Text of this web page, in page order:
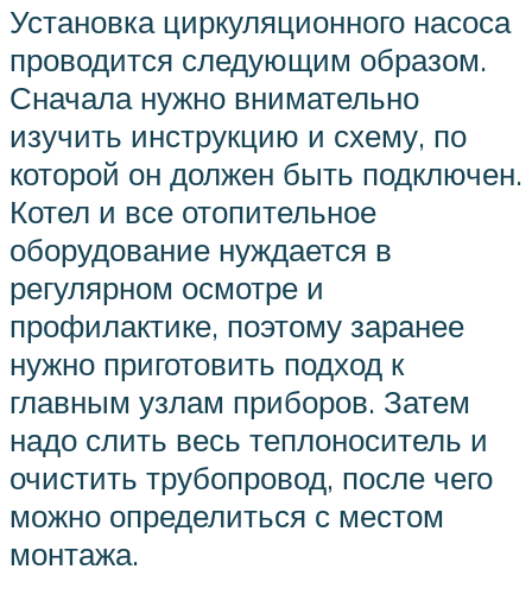
Установка циркуляционного насоса
проводится следующим образом.
Сначала нужно внимательно
изучить инструкцию и схему, по
которой он должен быть подключен.
Котел и все отопительное
оборудование нуждается в
регулярном осмотре и
профилактике, поэтому заранее
нужно приготовить подход к
главным узлам приборов. Затем
надо слить весь теплоноситель и
очистить трубопровод, после чего
можно определиться с местом
монтажа.